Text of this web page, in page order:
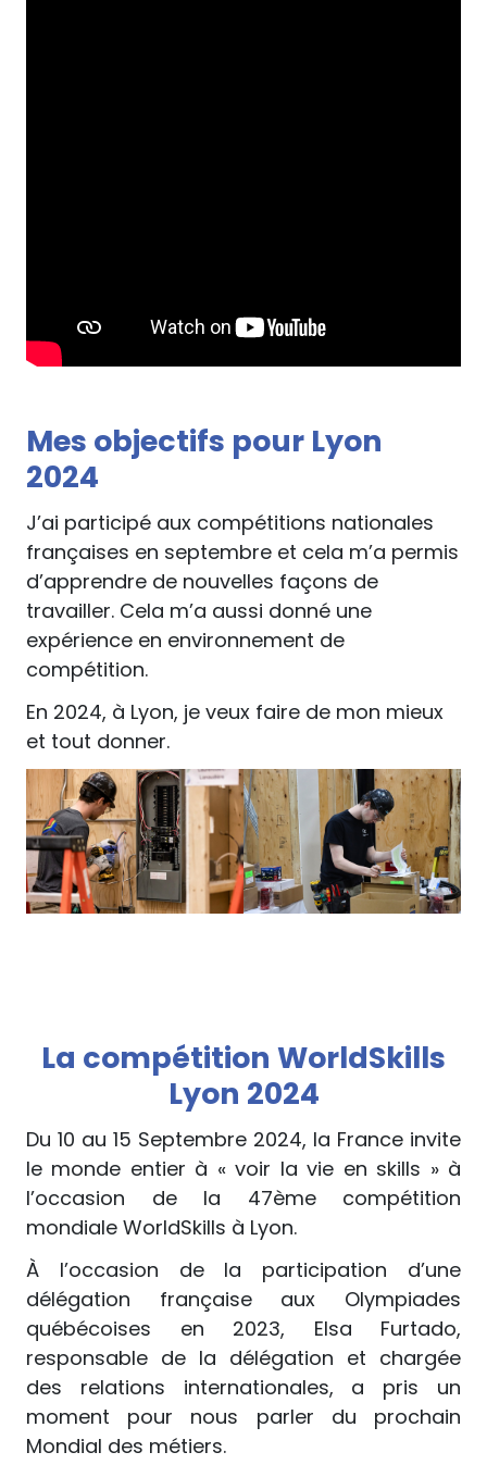
Mes objectifs pour Lyon
2024
J’ai participé aux compétitions nationales
françaises en septembre et cela m’a permis
d’apprendre de nouvelles façons de
travailler. Cela m’a aussi donné une
expérience en environnement de
compétition.
En 2024, à Lyon, je veux faire de mon mieux
et tout donner.
La compétition WorldSkills
Lyon 2024
Du 10 au 15 Septembre 2024, la France invite
le monde entier à « voir la vie en skills » à
l’occasion de la 47ème compétition
mondiale WorldSkills à Lyon.
À l’occasion de la participation d’une
délégation française aux Olympiades
québécoises en 2023, Elsa Furtado,
responsable de la délégation et chargée
des relations internationales, a pris un
moment pour nous parler du prochain
Mondial des métiers.